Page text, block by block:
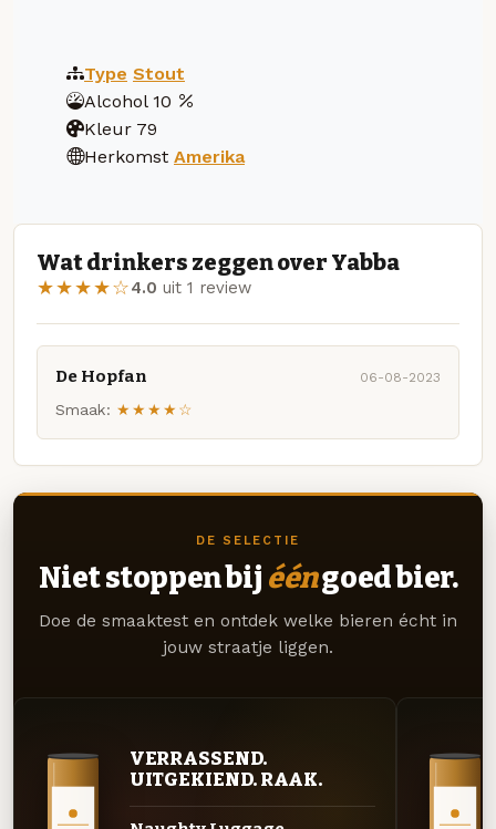
Type Stout
Alcohol 10
Kleur 79
Herkomst Amerika
Wat drinkers zeggen over Yabba
★★★★☆4.0 uit 1 review
De Hopfan 06-08-2023
Smaak: ★★★★☆
DE SELECTIE
Niet stoppen bij ééngoed bier.
Doe de smaaktest en ontdek welke bieren écht in
jouw straatje liggen.
VERRASSEND.
UITGEKIEND. RAAK.